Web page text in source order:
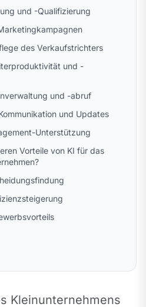
und -Qualifizierung
des Verkaufstrichters
und -
und -abruf
und Updates
Unterstützung
Vorteile von KI für das
Kleinunternehmens